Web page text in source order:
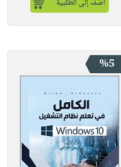
أضف إلى الطلبية
%5